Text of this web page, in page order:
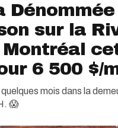
sur la
Montréal
6 500 $/
mois dans la
😱